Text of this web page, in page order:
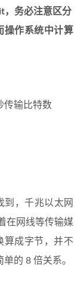
，务必注意区分
操作系统中计算
传输比特数
，千兆以太网
在网线等传输媒
算成字节，并不
的 8 倍关系。